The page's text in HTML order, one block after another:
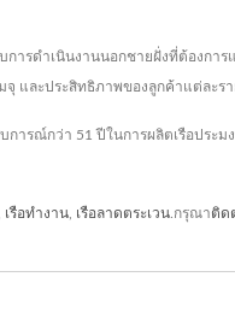
รดำเนินงานนอกชายฝั่งที่ต้องกา
และประสิทธิภาพของลูกค้าแต่ละรา
รณ์กว่า 51 ปีในการผลิตเรือประ
เรือทำงาน เรือลาดตระเวน .กรุณาติด